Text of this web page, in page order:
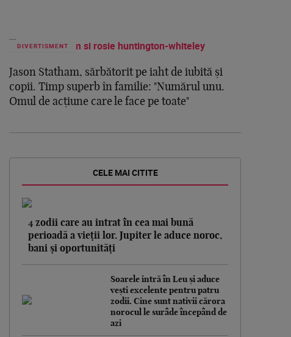
DIVERTISMENT
Jason Statham, sărbătorit pe iaht de iubită și
copii. Timp superb în familie: "Numărul unu.
Omul de acțiune care le face pe toate"
CELE MAI CITITE
4 zodii care au intrat în cea mai bună
perioadă a vieții lor. Jupiter le aduce noroc,
bani și oportunități
Soarele intră în Leu și aduce
vești excelente pentru patru
zodii. Cine sunt nativii cărora
norocul le surâde începând de
azi